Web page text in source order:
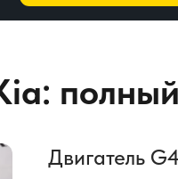
Двигатель